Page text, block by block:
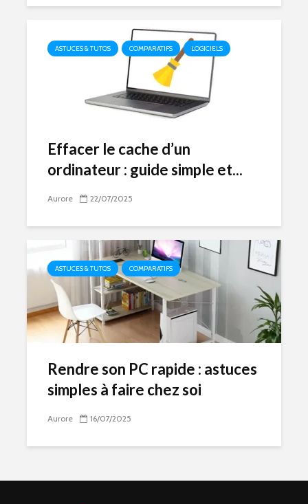
ASTUCES & TUTOS COMPARATIFS LOGICIELS
Effacer le cache d’un
ordinateur : guide simple et...
Aurore 22/07/2025
ASTUCES & TUTOS COMPARATIFS
Rendre son PC rapide : astuces
simples à faire chez soi
Aurore 16/07/2025